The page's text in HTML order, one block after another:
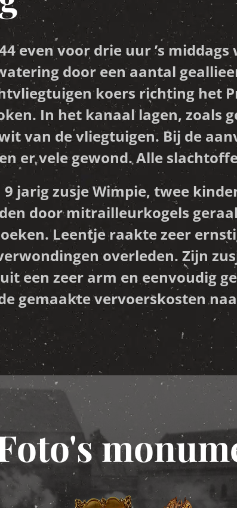
even voor drie uur ’s
door een aantal
koers richting het
In het kanaal lagen, zoals
van de vliegtuigen. Bij de
er vele gewond. Alle
9 jarig zusje Wimpie, twee
door mitrailleurkogels
Leentje raakte zeer
overleden. Zijn
een zeer arm en eenvoudig
gemaakte vervoerskosten